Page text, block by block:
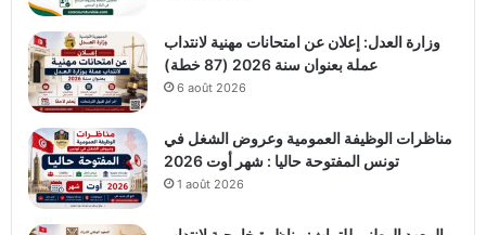
وزارة العدل: إعلان عن امتحانات مهنية لانتداب
عملة بعنوان سنة 2026 (87 خطة)
6 août 2026
مناظرات الوظيفة العمومية وعروض الشغل في
تونس المفتوحة حاليا : شهر أوت 2026
1 août 2026